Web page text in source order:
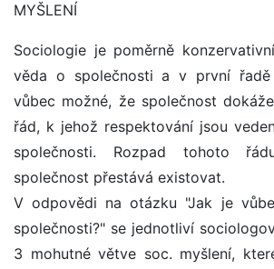
MYŠLENÍ
Sociologie je poměrně
věda o společnosti a v první
vůbec možné, že společnost
řád, k jehož respektování jsou
společnosti. Rozpad tohoto
společnost přestává existovat.
V odpovědi na otázku "Jak je
společnosti?" se jednotliví
3 mohutné větve soc. myšlení,